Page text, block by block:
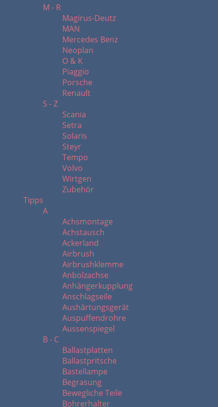
M - R
Magirus-Deutz
MAN
Mercedes Benz
Neoplan
O & K
Piaggio
Porsche
Renault
S - Z
Scania
Setra
Solaris
Steyr
Tempo
Volvo
Wirtgen
Zubehör
Tipps
A
Achsmontage
Achstausch
Ackerland
Airbrush
Airbrushklemme
Anbolzachse
Anhängerkupplung
Anschlagseile
Aushärtungsgerät
Auspuffendrohre
Aussenspiegel
B - C
Ballastplatten
Ballastpritsche
Bastellampe
Begrasung
Bewegliche Teile
Bohrerhalter